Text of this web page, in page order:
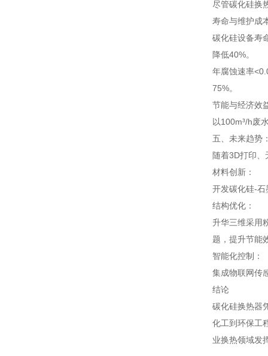
尽管碳化硅换
寿命与维护成
碳化硅设备寿
降低40%。
年腐蚀速率
75%。
节能与经济效
以100m³/h废
五、未来趋势
随着3D打印
材料创新：
开发碳化硅-
结构优化：
升华三维采用
题，提升节能
智能化控制：
集成物联网传
结论
碳化硅换热器
化工到环保工
业换热领域发